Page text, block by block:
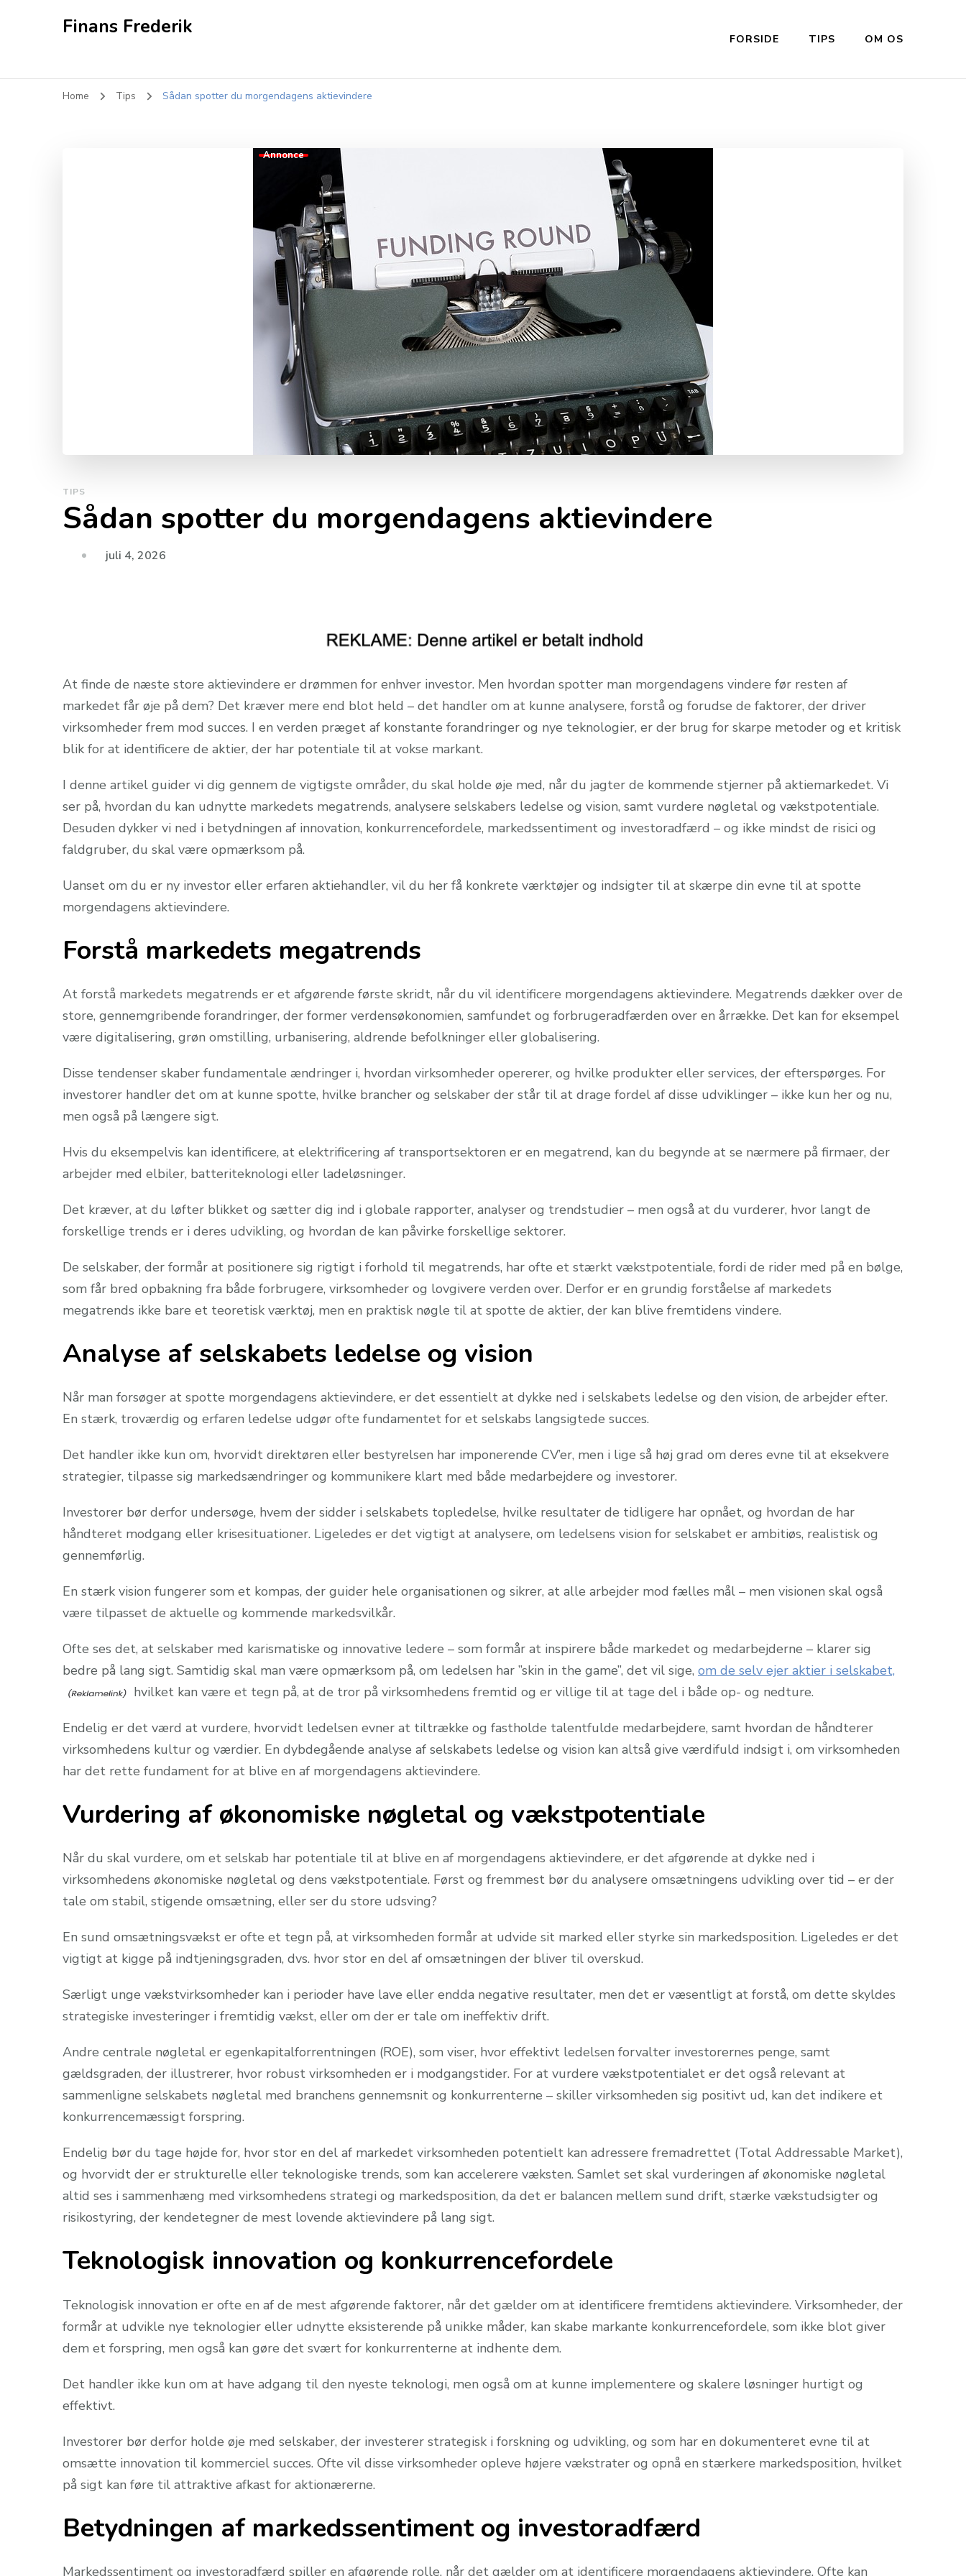
Finans Frederik
FORSIDE TIPS OM OS
Home Tips Sådan spotter du morgendagens aktievindere
Annonce
TIPS
Sådan spotter du morgendagens aktievindere
juli 4, 2026
At finde de næste store aktievindere er drømmen for enhver investor. Men hvordan spotter man morgendagens vindere før resten af
markedet får øje på dem? Det kræver mere end blot held – det handler om at kunne analysere, forstå og forudse de faktorer, der driver
virksomheder frem mod succes. I en verden præget af konstante forandringer og nye teknologier, er der brug for skarpe metoder og et kritisk
blik for at identificere de aktier, der har potentiale til at vokse markant.
I denne artikel guider vi dig gennem de vigtigste områder, du skal holde øje med, når du jagter de kommende stjerner på aktiemarkedet. Vi
ser på, hvordan du kan udnytte markedets megatrends, analysere selskabers ledelse og vision, samt vurdere nøgletal og vækstpotentiale.
Desuden dykker vi ned i betydningen af innovation, konkurrencefordele, markedssentiment og investoradfærd – og ikke mindst de risici og
faldgruber, du skal være opmærksom på.
Uanset om du er ny investor eller erfaren aktiehandler, vil du her få konkrete værktøjer og indsigter til at skærpe din evne til at spotte
morgendagens aktievindere.
Forstå markedets megatrends
At forstå markedets megatrends er et afgørende første skridt, når du vil identificere morgendagens aktievindere. Megatrends dækker over de
store, gennemgribende forandringer, der former verdensøkonomien, samfundet og forbrugeradfærden over en årrække. Det kan for eksempel
være digitalisering, grøn omstilling, urbanisering, aldrende befolkninger eller globalisering.
Disse tendenser skaber fundamentale ændringer i, hvordan virksomheder opererer, og hvilke produkter eller services, der efterspørges. For
investorer handler det om at kunne spotte, hvilke brancher og selskaber der står til at drage fordel af disse udviklinger – ikke kun her og nu,
men også på længere sigt.
Hvis du eksempelvis kan identificere, at elektrificering af transportsektoren er en megatrend, kan du begynde at se nærmere på firmaer, der
arbejder med elbiler, batteriteknologi eller ladeløsninger.
Det kræver, at du løfter blikket og sætter dig ind i globale rapporter, analyser og trendstudier – men også at du vurderer, hvor langt de
forskellige trends er i deres udvikling, og hvordan de kan påvirke forskellige sektorer.
De selskaber, der formår at positionere sig rigtigt i forhold til megatrends, har ofte et stærkt vækstpotentiale, fordi de rider med på en bølge,
som får bred opbakning fra både forbrugere, virksomheder og lovgivere verden over. Derfor er en grundig forståelse af markedets
megatrends ikke bare et teoretisk værktøj, men en praktisk nøgle til at spotte de aktier, der kan blive fremtidens vindere.
Analyse af selskabets ledelse og vision
Når man forsøger at spotte morgendagens aktievindere, er det essentielt at dykke ned i selskabets ledelse og den vision, de arbejder efter.
En stærk, troværdig og erfaren ledelse udgør ofte fundamentet for et selskabs langsigtede succes.
Det handler ikke kun om, hvorvidt direktøren eller bestyrelsen har imponerende CV’er, men i lige så høj grad om deres evne til at eksekvere
strategier, tilpasse sig markedsændringer og kommunikere klart med både medarbejdere og investorer.
Investorer bør derfor undersøge, hvem der sidder i selskabets topledelse, hvilke resultater de tidligere har opnået, og hvordan de har
håndteret modgang eller krisesituationer. Ligeledes er det vigtigt at analysere, om ledelsens vision for selskabet er ambitiøs, realistisk og
gennemførlig.
En stærk vision fungerer som et kompas, der guider hele organisationen og sikrer, at alle arbejder mod fælles mål – men visionen skal også
være tilpasset de aktuelle og kommende markedsvilkår.
Ofte ses det, at selskaber med karismatiske og innovative ledere – som formår at inspirere både markedet og medarbejderne – klarer sig
bedre på lang sigt. Samtidig skal man være opmærksom på, om ledelsen har ”skin in the game”, det vil sige, om de selv ejer aktier i selskabet,
hvilket kan være et tegn på, at de tror på virksomhedens fremtid og er villige til at tage del i både op- og nedture.
Endelig er det værd at vurdere, hvorvidt ledelsen evner at tiltrække og fastholde talentfulde medarbejdere, samt hvordan de håndterer
virksomhedens kultur og værdier. En dybdegående analyse af selskabets ledelse og vision kan altså give værdifuld indsigt i, om virksomheden
har det rette fundament for at blive en af morgendagens aktievindere.
Vurdering af økonomiske nøgletal og vækstpotentiale
Når du skal vurdere, om et selskab har potentiale til at blive en af morgendagens aktievindere, er det afgørende at dykke ned i
virksomhedens økonomiske nøgletal og dens vækstpotentiale. Først og fremmest bør du analysere omsætningens udvikling over tid – er der
tale om stabil, stigende omsætning, eller ser du store udsving?
En sund omsætningsvækst er ofte et tegn på, at virksomheden formår at udvide sit marked eller styrke sin markedsposition. Ligeledes er det
vigtigt at kigge på indtjeningsgraden, dvs. hvor stor en del af omsætningen der bliver til overskud.
Særligt unge vækstvirksomheder kan i perioder have lave eller endda negative resultater, men det er væsentligt at forstå, om dette skyldes
strategiske investeringer i fremtidig vækst, eller om der er tale om ineffektiv drift.
Andre centrale nøgletal er egenkapitalforrentningen (ROE), som viser, hvor effektivt ledelsen forvalter investorernes penge, samt
gældsgraden, der illustrerer, hvor robust virksomheden er i modgangstider. For at vurdere vækstpotentialet er det også relevant at
sammenligne selskabets nøgletal med branchens gennemsnit og konkurrenterne – skiller virksomheden sig positivt ud, kan det indikere et
konkurrencemæssigt forspring.
Endelig bør du tage højde for, hvor stor en del af markedet virksomheden potentielt kan adressere fremadrettet (Total Addressable Market),
og hvorvidt der er strukturelle eller teknologiske trends, som kan accelerere væksten. Samlet set skal vurderingen af økonomiske nøgletal
altid ses i sammenhæng med virksomhedens strategi og markedsposition, da det er balancen mellem sund drift, stærke vækstudsigter og
risikostyring, der kendetegner de mest lovende aktievindere på lang sigt.
Teknologisk innovation og konkurrencefordele
Teknologisk innovation er ofte en af de mest afgørende faktorer, når det gælder om at identificere fremtidens aktievindere. Virksomheder, der
formår at udvikle nye teknologier eller udnytte eksisterende på unikke måder, kan skabe markante konkurrencefordele, som ikke blot giver
dem et forspring, men også kan gøre det svært for konkurrenterne at indhente dem.
Det handler ikke kun om at have adgang til den nyeste teknologi, men også om at kunne implementere og skalere løsninger hurtigt og
effektivt.
Investorer bør derfor holde øje med selskaber, der investerer strategisk i forskning og udvikling, og som har en dokumenteret evne til at
omsætte innovation til kommerciel succes. Ofte vil disse virksomheder opleve højere vækstrater og opnå en stærkere markedsposition, hvilket
på sigt kan føre til attraktive afkast for aktionærerne.
Betydningen af markedssentiment og investoradfærd
Markedssentiment og investoradfærd spiller en afgørende rolle, når det gælder om at identificere morgendagens aktievindere. Ofte kan